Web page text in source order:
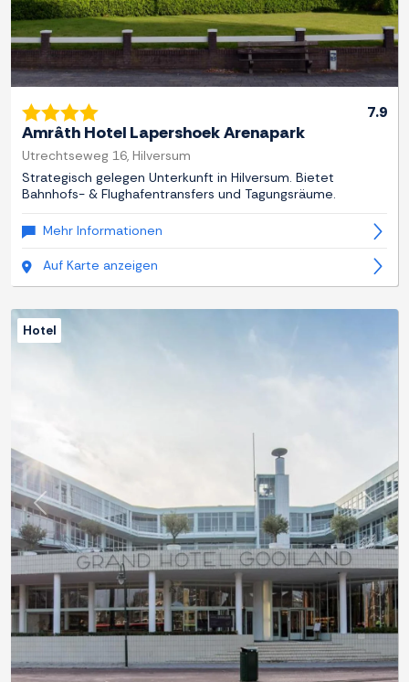
7.9
Amrâth Hotel Lapershoek Arenapark
Utrechtseweg 16, Hilversum
Strategisch gelegen Unterkunft in Hilversum. Bietet
Bahnhofs- & Flughafentransfers und Tagungsräume.
Mehr Informationen
Auf Karte anzeigen
Zurück
Hotel